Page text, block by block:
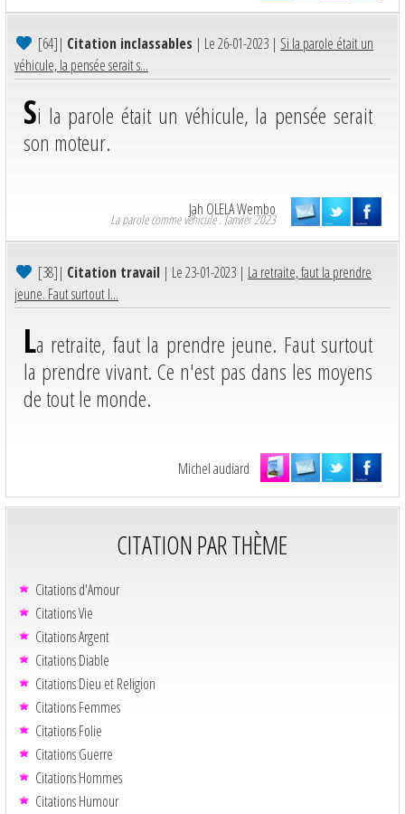
[64]| Citation inclassables | Le 26-01-2023 | Si la parole était un
véhicule, la pensée serait s...
Si la parole était un véhicule, la pensée serait
son moteur.
Jah OLELA Wembo
La parole comme véhicule . Janvier 2023
[38]| Citation travail | Le 23-01-2023 | La retraite, faut la prendre
jeune. Faut surtout l...
La retraite, faut la prendre jeune. Faut surtout
la prendre vivant. Ce n'est pas dans les moyens
de tout le monde.
Michel audiard
CITATION PAR THÈME
Citations d'Amour
Citations Vie
Citations Argent
Citations Diable
Citations Dieu et Religion
Citations Femmes
Citations Folie
Citations Guerre
Citations Hommes
Citations Humour